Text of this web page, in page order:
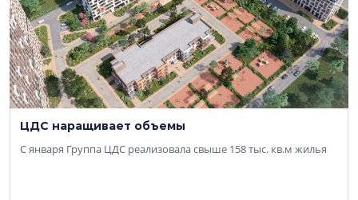
ЦДС наращивает объемы
С января Группа ЦДС реализовала свыше 158 тыс. кв.м жилья